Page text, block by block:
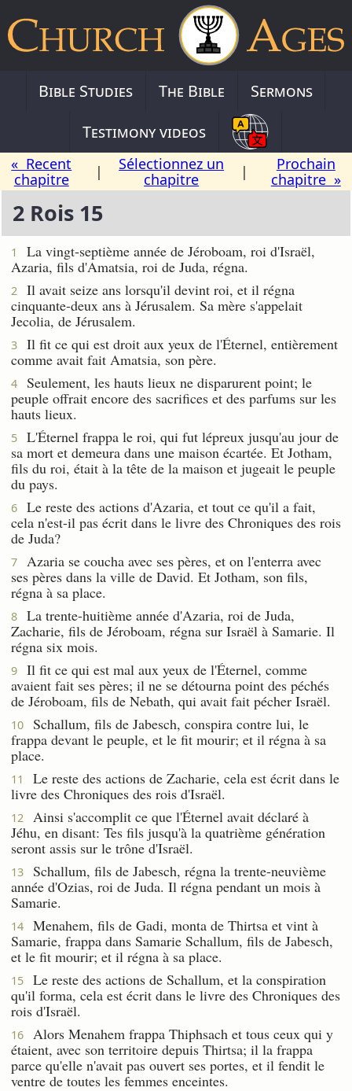
Bible Studies The Bible
Sermons
Testimony videos
« Recent
chapitre
|
Sélectionnez un
chapitre
|
Prochain
chapitre »
2 Rois 15
1
La vingt-septième année de Jéroboam, roi d'Israël,
Azaria, fils d'Amatsia, roi de Juda, régna.
2
Il avait seize ans lorsqu'il devint roi, et il régna
cinquante-deux ans à Jérusalem. Sa mère s'appelait
Jecolia, de Jérusalem.
3
Il fit ce qui est droit aux yeux de l'Éternel, entièrement
comme avait fait Amatsia, son père.
4
Seulement, les hauts lieux ne disparurent point; le
peuple offrait encore des sacrifices et des parfums sur les
hauts lieux.
5
L'Éternel frappa le roi, qui fut lépreux jusqu'au jour de
sa mort et demeura dans une maison écartée. Et Jotham,
fils du roi, était à la tête de la maison et jugeait le peuple
du pays.
6
Le reste des actions d'Azaria, et tout ce qu'il a fait,
cela n'est-il pas écrit dans le livre des Chroniques des rois
de Juda?
7
Azaria se coucha avec ses pères, et on l'enterra avec
ses pères dans la ville de David. Et Jotham, son fils,
régna à sa place.
8
La trente-huitième année d'Azaria, roi de Juda,
Zacharie, fils de Jéroboam, régna sur Israël à Samarie. Il
régna six mois.
9
Il fit ce qui est mal aux yeux de l'Éternel, comme
avaient fait ses pères; il ne se détourna point des péchés
de Jéroboam, fils de Nebath, qui avait fait pécher Israël.
10
Schallum, fils de Jabesch, conspira contre lui, le
frappa devant le peuple, et le fit mourir; et il régna à sa
place.
11
Le reste des actions de Zacharie, cela est écrit dans le
livre des Chroniques des rois d'Israël.
12
Ainsi s'accomplit ce que l'Éternel avait déclaré à
Jéhu, en disant: Tes fils jusqu'à la quatrième génération
seront assis sur le trône d'Israël.
13
Schallum, fils de Jabesch, régna la trente-neuvième
année d'Ozias, roi de Juda. Il régna pendant un mois à
Samarie.
14
Menahem, fils de Gadi, monta de Thirtsa et vint à
Samarie, frappa dans Samarie Schallum, fils de Jabesch,
et le fit mourir; et il régna à sa place.
15
Le reste des actions de Schallum, et la conspiration
qu'il forma, cela est écrit dans le livre des Chroniques des
rois d'Israël.
16
Alors Menahem frappa Thiphsach et tous ceux qui y
étaient, avec son territoire depuis Thirtsa; il la frappa
parce qu'elle n'avait pas ouvert ses portes, et il fendit le
ventre de toutes les femmes enceintes.